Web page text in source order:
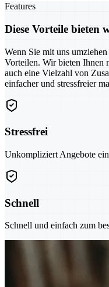
Features
Diese Vorteile bieten
Wenn Sie mit uns
Vorteilen. Wir bieten Ihnen
auch eine Vielzahl von
einfacher und stressfreier
Stressfrei
Unkompliziert Angebote
Schnell
Schnell und einfach zum